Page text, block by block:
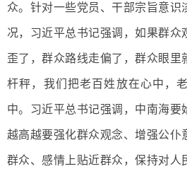
众。针对一些党员、干部宗旨意识
况，习近平总书记强调，如果群众
歪了，群众路线走偏了，群众眼里
杆秤，我们把老百姓放在心中，
中。习近平总书记强调，中南海要
越高越要强化群众观念、增强公仆
群众、感情上贴近群众，保持对人